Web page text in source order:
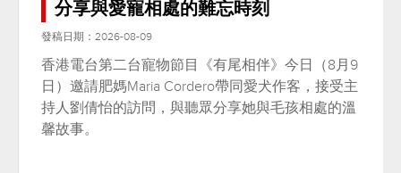
分享與愛寵相處的難忘時刻
發稿日期：2026-08-09
香港電台第二台寵物節目《有尾相伴》今日（8月9
日）邀請肥媽Maria Cordero帶同愛犬作客，接受主
持人劉倩怡的訪問，與聽眾分享她與毛孩相處的溫
馨故事。